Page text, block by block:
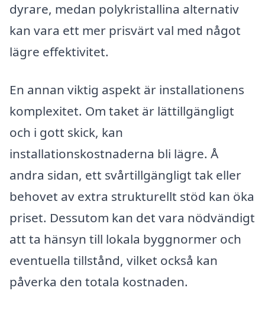
dyrare, medan polykristallina alternativ
kan vara ett mer prisvärt val med något
lägre effektivitet.
En annan viktig aspekt är installationens
komplexitet. Om taket är lättillgängligt
och i gott skick, kan
installationskostnaderna bli lägre. Å
andra sidan, ett svårtillgängligt tak eller
behovet av extra strukturellt stöd kan öka
priset. Dessutom kan det vara nödvändigt
att ta hänsyn till lokala byggnormer och
eventuella tillstånd, vilket också kan
påverka den totala kostnaden.